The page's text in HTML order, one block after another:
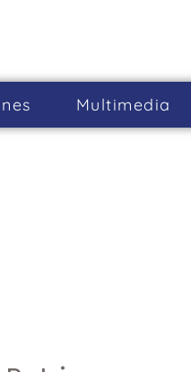
Multimedia